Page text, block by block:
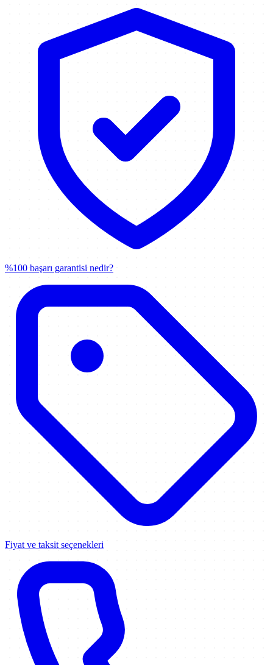
%100 başarı garantisi nedir?
Fiyat ve taksit seçenekleri